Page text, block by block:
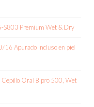
S803 Premium Wet & Dry
16 Apurado incluso en piel
Cepillo Oral B pro 500, Wet